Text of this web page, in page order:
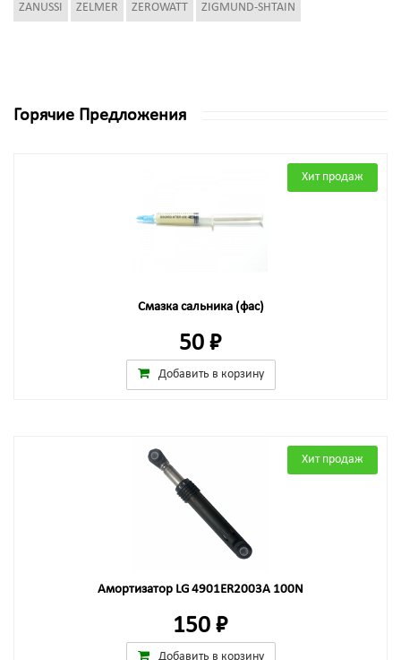
ZANUSSI ZELMER ZEROWATT ZIGMUND-SHTAIN
Горячие Предложения
Хит продаж
Смазка сальника (фас)
50 ₽
Добавить в корзину
Хит продаж
Амортизатор LG 4901ER2003A 100N
150 ₽
Добавить в корзину